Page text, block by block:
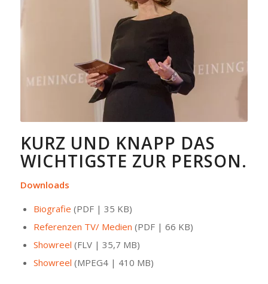
KURZ UND KNAPP DAS
WICHTIGSTE ZUR PERSON.
Downloads
Biografie (PDF | 35 KB)
Referenzen TV/ Medien (PDF | 66 KB)
Showreel (FLV | 35,7 MB)
Showreel (MPEG4 | 410 MB)